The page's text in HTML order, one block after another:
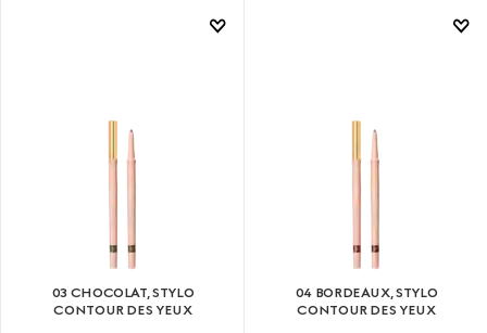
03 CHOCOLAT, STYLO
CONTOUR DES YEUX
04 BORDEAUX, STYLO
CONTOUR DES YEUX